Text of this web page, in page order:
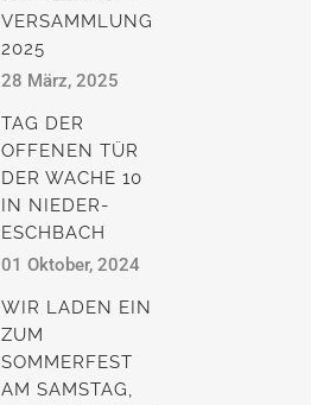
VERSAMMLUNG
2025
28 März, 2025
TAG DER
OFFENEN TÜR
DER WACHE 10
IN NIEDER-
ESCHBACH
01 Oktober, 2024
WIR LADEN EIN
ZUM
SOMMERFEST
AM SAMSTAG,